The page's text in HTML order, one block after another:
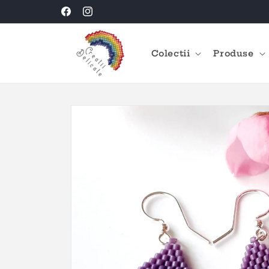
FacebookInstagram
Colectii Produse